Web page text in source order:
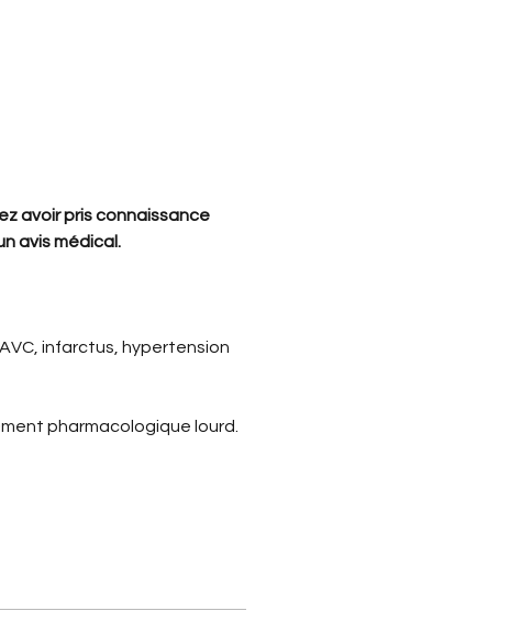
avoir pris connaissance
avis médical.
infarctus, hypertension
pharmacologique lourd.